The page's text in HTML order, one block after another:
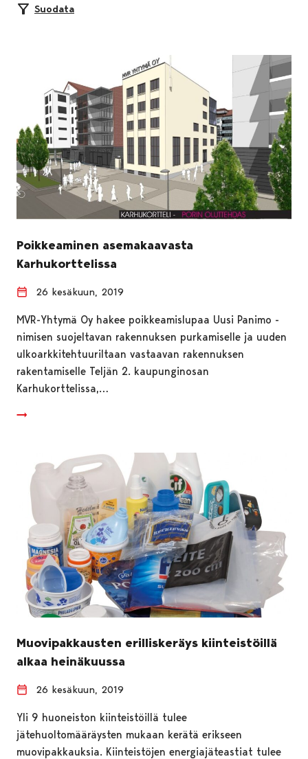
Suodata
Poikkeaminen asemakaavasta
Karhukorttelissa
26 kesäkuun, 2019
MVR-Yhtymä Oy hakee poikkeamislupaa Uusi Panimo -
nimisen suojeltavan rakennuksen purkamiselle ja uuden
ulkoarkkitehtuuriltaan vastaavan rakennuksen
rakentamiselle Teljän 2. kaupunginosan
Karhukorttelissa,…
Muovipakkausten erilliskeräys kiinteistöillä
alkaa heinäkuussa
26 kesäkuun, 2019
Yli 9 huoneiston kiinteistöillä tulee
jätehuoltomääräysten mukaan kerätä erikseen
muovipakkauksia. Kiinteistöjen energiajäteastiat tulee